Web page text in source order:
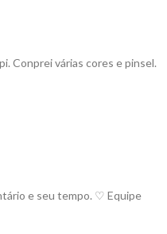
Conprei várias cores e pinsel.
e seu tempo. ♡ Equipe